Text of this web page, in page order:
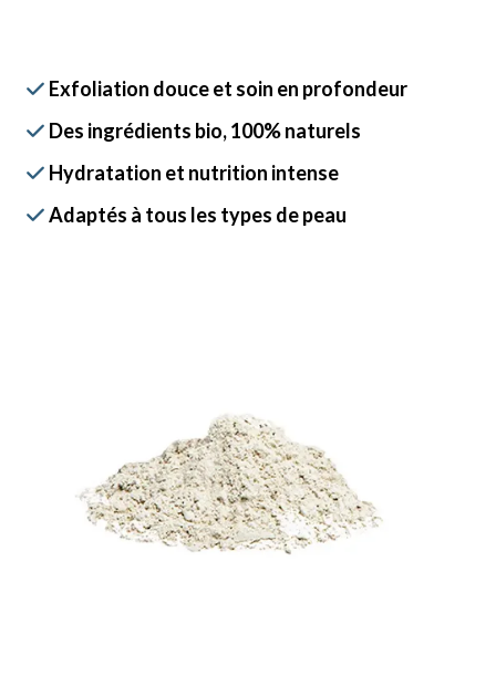
 Exfoliation douce et soin en profondeur
 Des ingrédients bio,100% naturels
 Hydratation et nutrition intense
 Adaptés à tous les types de peau